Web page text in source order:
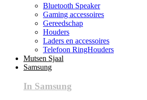
Bluetooth Speaker
Gaming accessoires
Gereedschap
Houders
Laders en accessoires
Telefoon RingHouders
Mutsen Sjaal
Samsung
In Samsung